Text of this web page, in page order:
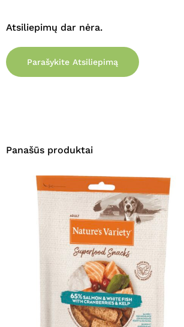
Eiti Į Parduotuvę
Atsiliepimų dar nėra.
Parašykite Atsiliepimą
Panašūs produktai